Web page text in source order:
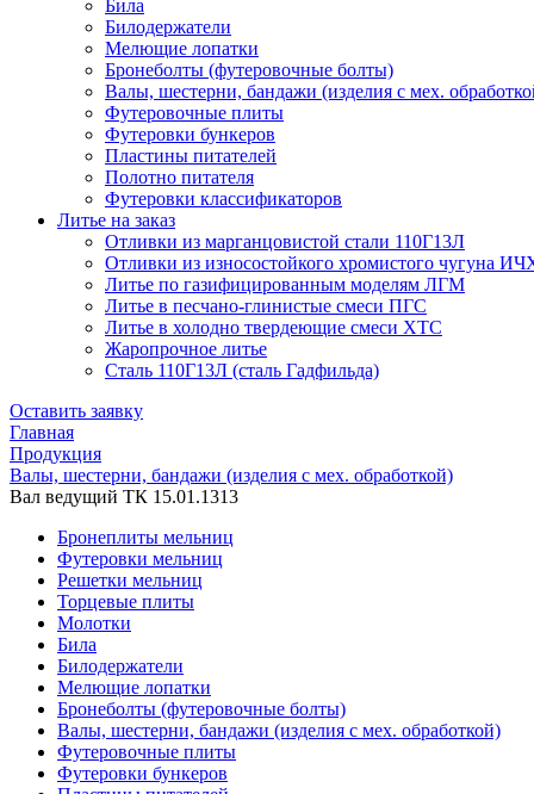
Била
Билодержатели
Мелющие лопатки
Бронеболты (футеровочные болты)
Валы, шестерни, бандажи (изделия с мех.
Футеровочные плиты
Футеровки бункеров
Пластины питателей
Полотно питателя
Футеровки классификаторов
Литье на заказ
Отливки из марганцовистой стали 110Г13Л
Отливки из износостойкого хромистого чугуна
Литье по газифицированным моделям ЛГМ
Литье в песчано-глинистые смеси ПГС
Литье в холодно твердеющие смеси ХТС
Жаропрочное литье
Сталь 110Г13Л (сталь Гадфильда)
Оставить заявку
Главная
Продукция
Валы, шестерни, бандажи (изделия с мех. обработкой)
Вал ведущий ТК 15.01.1313
Бронеплиты мельниц
Футеровки мельниц
Решетки мельниц
Торцевые плиты
Молотки
Била
Билодержатели
Мелющие лопатки
Бронеболты (футеровочные болты)
Валы, шестерни, бандажи (изделия с мех. обработкой)
Футеровочные плиты
Футеровки бункеров